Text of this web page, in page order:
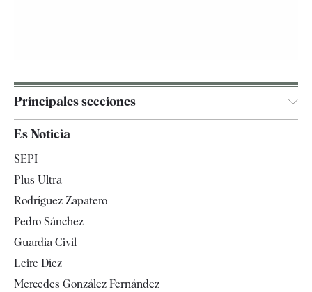
Principales secciones
España
Televisión
Es Noticia
SEPI
Plus Ultra
Rodríguez Zapatero
Pedro Sánchez
Guardia Civil
Leire Díez
Mercedes González Fernández